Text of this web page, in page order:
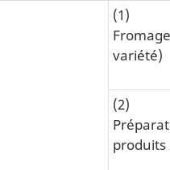
(1)
variété)
(2)
produits